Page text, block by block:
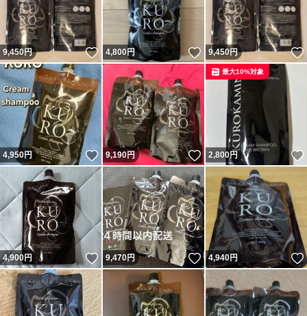
9,450円 いいね！
4,800円 いいね！
9,450円
4,950円 いいね！
9,190円 いいね！
2,800円
最大10%対象
4,900円 いいね！
9,470円 いいね！
4,940円